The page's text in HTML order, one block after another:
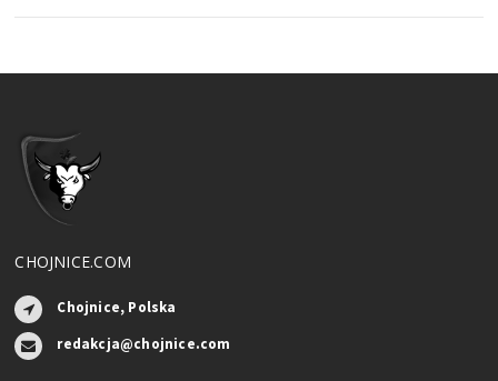
CHOJNICE.COM
Chojnice, Polska
redakcja@chojnice.com